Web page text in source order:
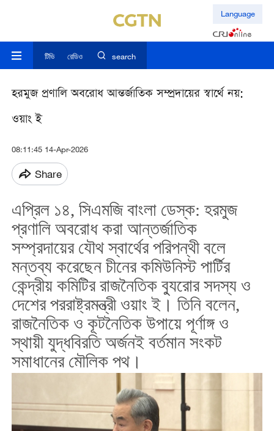
Language
টিভি রেডিও search
হরমুজ প্রণালি অবরোধ আন্তর্জাতিক সম্প্রদায়ের স্বার্থে নয়:
ওয়াং ই
08:11:45 14-Apr-2026
Share
এপ্রিল ১৪, সিএমজি বাংলা ডেস্ক: হরমুজ
প্রণালি অবরোধ করা আন্তর্জাতিক
সম্প্রদায়ের যৌথ স্বার্থের পরিপন্থী বলে
মন্তব্য করেছেন চীনের কমিউনিস্ট পার্টির
কেন্দ্রীয় কমিটির রাজনৈতিক ব্যুরোর সদস্য ও
দেশের পররাষ্ট্রমন্ত্রী ওয়াং ই। তিনি বলেন,
রাজনৈতিক ও কূটনৈতিক উপায়ে পূর্ণাঙ্গ ও
স্থায়ী যুদ্ধবিরতি অর্জনই বর্তমান সংকট
সমাধানের মৌলিক পথ।